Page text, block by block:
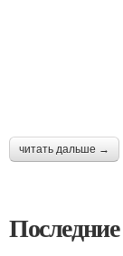
читать дальше →